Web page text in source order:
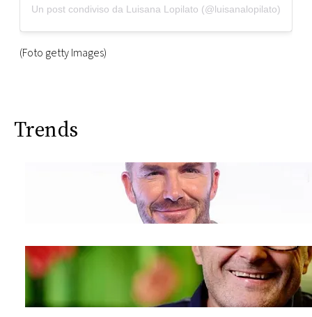
Un post condiviso da Luisana Lopilato (@luisanalopilato)
(Foto getty Images)
Trends